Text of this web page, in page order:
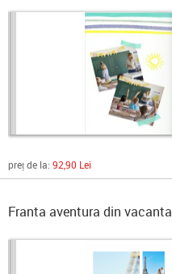
preț de la: 92,90 Lei
Franta aventura din vacanta